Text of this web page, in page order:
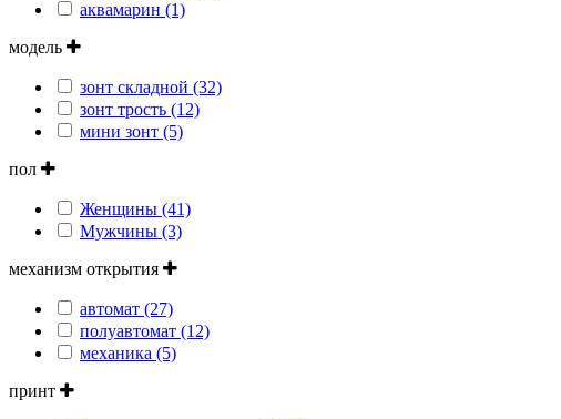
аквамарин (1)
модель
зонт складной (32)
зонт трость (12)
мини зонт (5)
пол
Женщины (41)
Мужчины (3)
механизм открытия
автомат (27)
полуавтомат (12)
механика (5)
принт